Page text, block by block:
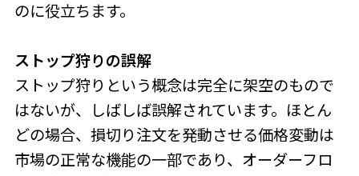
のに役立ちます。
ストップ狩りの誤解
ストップ狩り という概念は完全に架空のもので
はないが、しばしば誤解されています。ほとん
どの場合、損切り注文を発動させる価格変動は
市場の正常な機能の一部であり、オーダーフロ